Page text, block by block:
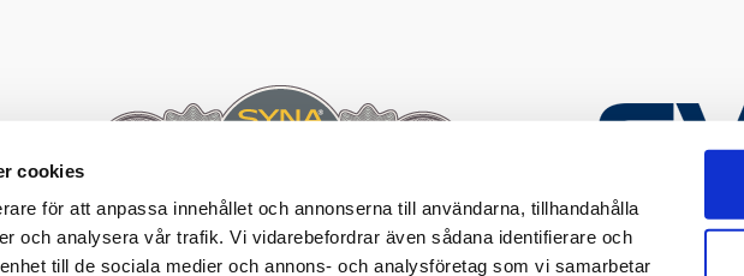
cookies
för att anpassa innehållet och annonserna till användarna, tillhandahålla
och analysera vår trafik. Vi vidarebefordrar även sådana identifierare och
till de sociala medier och annons- och analysföretag som vi samarbetar